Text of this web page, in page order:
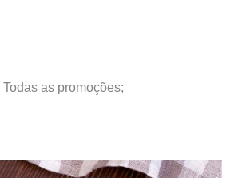
Todas as promoções;